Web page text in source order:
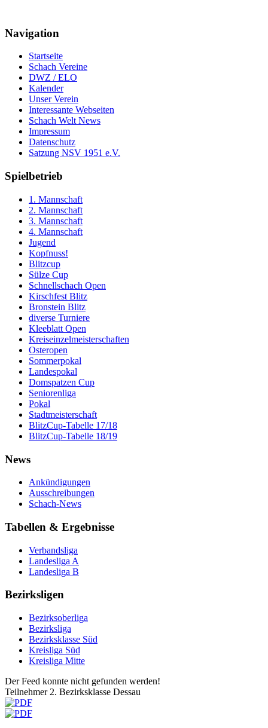
Navigation
Startseite
Schach Vereine
DWZ / ELO
Kalender
Unser Verein
Interessante Webseiten
Schach Welt News
Impressum
Datenschutz
Satzung NSV 1951 e.V.
Spielbetrieb
1. Mannschaft
2. Mannschaft
3. Mannschaft
4. Mannschaft
Jugend
Kopfnuss!
Blitzcup
Sülze Cup
Schnellschach Open
Kirschfest Blitz
Bronstein Blitz
diverse Turniere
Kleeblatt Open
Kreiseinzelmeisterschaften
Osteropen
Sommerpokal
Landespokal
Domspatzen Cup
Seniorenliga
Pokal
Stadtmeisterschaft
BlitzCup-Tabelle 17/18
BlitzCup-Tabelle 18/19
News
Ankündigungen
Ausschreibungen
Schach-News
Tabellen & Ergebnisse
Verbandsliga
Landesliga A
Landesliga B
Bezirksligen
Bezirksoberliga
Bezirksliga
Bezirksklasse Süd
Kreisliga Süd
Kreisliga Mitte
Der Feed konnte nicht gefunden werden!
Teilnehmer 2. Bezirksklasse Dessau